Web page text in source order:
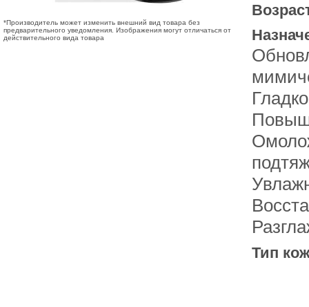
*Производитель может изменить внешний вид товара без
предварительного уведомления. Изображения могут отличаться от
действительного вида товара
Тип